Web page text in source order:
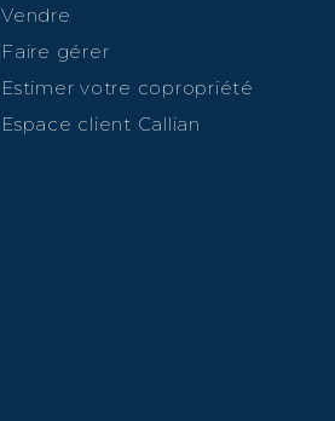
Vendre
Faire gérer
Estimer votre copropriété
Espace client Callian